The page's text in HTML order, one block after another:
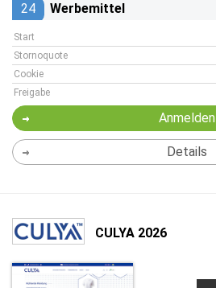
24 Werbemittel
Start
Stornoquote
Cookie
Freigabe
Anmelden
Details
CULYA 2026